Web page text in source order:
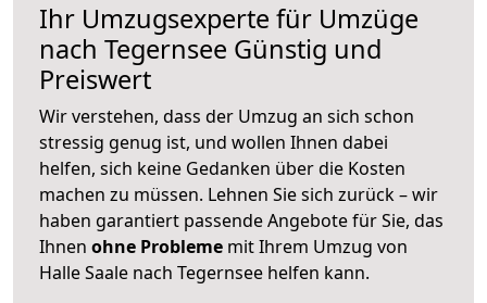
Ihr Umzugsexperte für Umzüge
nach Tegernsee Günstig und
Preiswert
Wir verstehen, dass der Umzug an sich schon
stressig genug ist, und wollen Ihnen dabei
helfen, sich keine Gedanken über die Kosten
machen zu müssen. Lehnen Sie sich zurück – wir
haben garantiert passende Angebote für Sie, das
Ihnen ohne Probleme mit Ihrem Umzug von
Halle Saale nach Tegernsee helfen kann.